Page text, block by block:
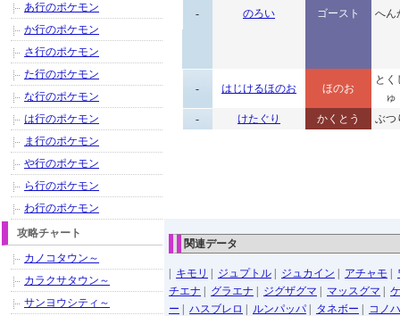
- のろい ゴースト へん
- はじけるほのお ほのお
とく
ゅ
-
けたぐり かくとう ぶつ
関連データ
キモリ ジュプトル ジュカイン アチャモ
チエナ
グラエナ ジグザグマ マッスグマ
ー
ハスブレロ ルンパッパ タネボー
コノ
あ行のポケモン
か行のポケモン
さ行のポケモン
た行のポケモン
な行のポケモン
は行のポケモン
ま行のポケモン
や行のポケモン
ら行のポケモン
わ行のポケモン
攻略チャート
カノコタウン～
カラクサタウン～
サンヨウシティ～